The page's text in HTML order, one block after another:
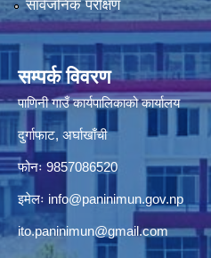
सम्पर्क विवरण
पाणिनी गाउँ कार्यपालिकाको कार्यालय
दुर्गाफाट, अर्घाखाँची
फोनः 9857086520
इमेलः info@paninimun.gov.np
ito.paninimun@gmail.com
ito@paninimun.gov.np